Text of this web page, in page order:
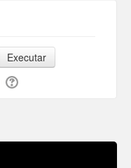
Executar